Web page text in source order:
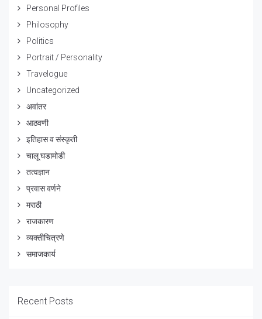
Personal Profiles
Philosophy
Politics
Portrait / Personality
Travelogue
Uncategorized
अवांतर
आठवणी
इतिहास व संस्कृती
चालू घडामोडी
तत्वज्ञान
प्रवास वर्णने
मराठी
राजकारण
व्यक्तीचित्रणे
समाजकार्य
Recent Posts